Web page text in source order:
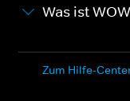
Was ist
Zum Hilfe-